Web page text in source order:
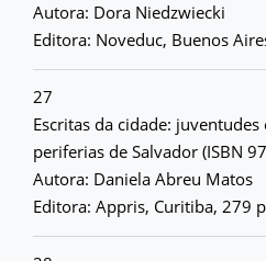
Autora: Dora Niedzwiecki
Editora: Noveduc, Buenos
27
Escritas da cidade: juventudes
periferias de Salvador (ISBN
Autora: Daniela Abreu Matos
Editora: Appris, Curitiba, 279